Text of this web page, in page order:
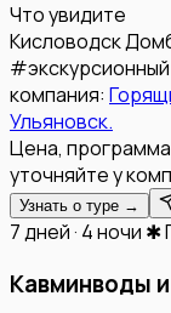
Что увидите
Кисловодск
#экскурсионный
компания:
Ульяновск.
Цена,
уточняйте у
Узнать о туре →
7 дней · 4 ночи ✱
Кавминводы